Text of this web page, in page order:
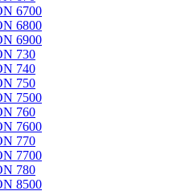
6700
6800
6900
730
740
750
7500
760
7600
770
7700
780
8500